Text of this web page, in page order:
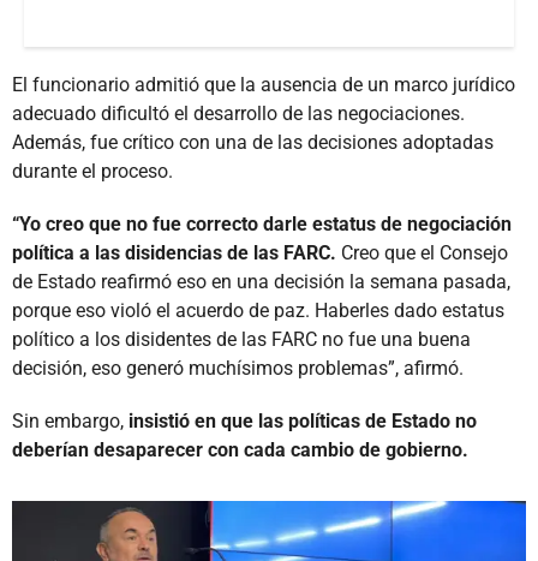
El funcionario admitió que la ausencia de un marco jurídico
adecuado dificultó el desarrollo de las negociaciones.
Además, fue crítico con una de las decisiones adoptadas
durante el proceso.
“Yo creo que no fue correcto darle estatus de negociación
política a las disidencias de las FARC. Creo que el Consejo
de Estado reafirmó eso en una decisión la semana pasada,
porque eso violó el acuerdo de paz. Haberles dado estatus
político a los disidentes de las FARC no fue una buena
decisión, eso generó muchísimos problemas”, afirmó.
Sin embargo, insistió en que las políticas de Estado no
deberían desaparecer con cada cambio de gobierno.